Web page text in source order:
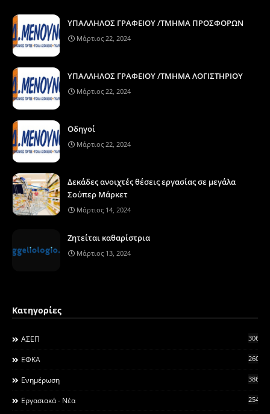
ΥΠΑΛΛΗΛΟΣ ΓΡΑΦΕΙΟΥ /ΤΜΗΜΑ ΠΡΟΣΦΟΡΩΝ
Μάρτιος 22, 2024
ΥΠΑΛΛΗΛΟΣ ΓΡΑΦΕΙΟΥ /ΤΜΗΜΑ ΛΟΓΙΣΤΗΡΙΟΥ
Μάρτιος 22, 2024
Οδηγοί
Μάρτιος 22, 2024
Δεκάδες ανοιχτές θέσεις εργασίας σε μεγάλα
Σούπερ Μάρκετ
Μάρτιος 14, 2024
Ζητείται καθαρίστρια
Μάρτιος 13, 2024
Κατηγορίες
ΑΣΕΠ 306
ΕΦΚΑ 260
Ενημέρωση 3868
Εργασιακά - Νέα 2546